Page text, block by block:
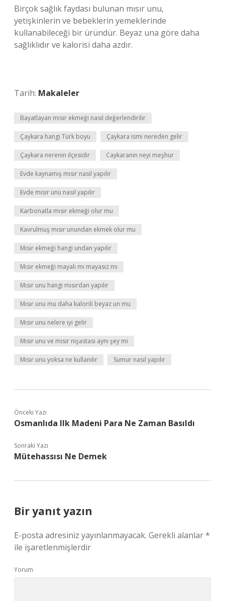
Birçok sağlık faydası bulunan mısır unu,
yetişkinlerin ve bebeklerin yemeklerinde
kullanabileceği bir üründür. Beyaz una göre daha
sağlıklıdır ve kalorisi daha azdır.
Tarih: Makaleler
Bayatlayan mısır ekmeği nasıl değerlendirilir
Çaykara hangi Türk boyu Çaykara ismi nereden gelir
Çaykara nerenin ilçesidir Caykaranin neyi meşhur
Evde kaynamış mısır nasıl yapılır
Evde mısır unu nasıl yapılır
Karbonatla mısır ekmeği olur mu
Kavrulmuş mısır unundan ekmek olur mu
Mısır ekmeği hangi undan yapılır
Mısır ekmeği mayalı mı mayasız mı
Mısır unu hangi mısırdan yapılır
Mısır unu mu daha kalorili beyaz un mu
Mısır unu nelere iyi gelir
Mısır unu ve mısır nişastası aynı şey mi
Mısır unu yoksa ne kullanılır Sumur nasıl yapılır
Önceki Yazı
Osmanlıda Ilk Madeni Para Ne Zaman Basıldı
Sonraki Yazı
Mütehassısı Ne Demek
Bir yanıt yazın
E-posta adresiniz yayınlanmayacak. Gerekli alanlar*
ile işaretlenmişlerdir
Yorum